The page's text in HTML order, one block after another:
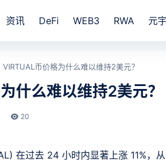
资讯 DeFi WEB3 RWA 元
VIRTUAL币价格为什么难以维持2美元？
什么难以维持2美元？
20
在过去 24 小时内显著上涨 11%，